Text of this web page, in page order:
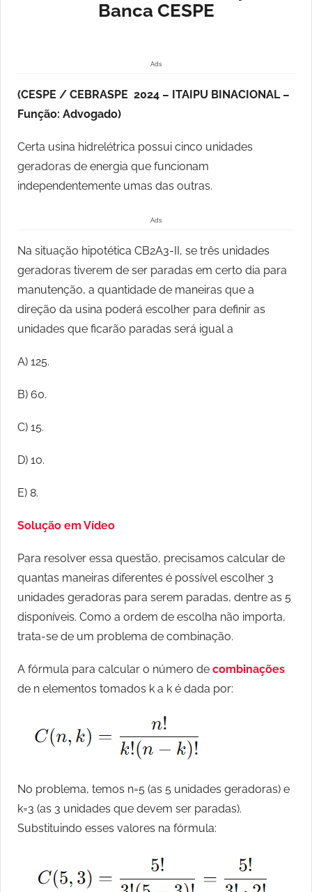
Banca CESPE
Ads
(CESPE / CEBRASPE 2024 – ITAIPU BINACIONAL –
Função: Advogado)
Certa usina hidrelétrica possui cinco unidades
geradoras de energia que funcionam
independentemente umas das outras.
Ads
Na situação hipotética CB2A3-II, se três unidades
geradoras tiverem de ser paradas em certo dia para
manutenção, a quantidade de maneiras que a
direção da usina poderá escolher para definir as
unidades que ficarão paradas será igual a
A) 125.
B) 60.
C) 15.
D) 10.
E) 8.
Solução em Vídeo
Para resolver essa questão, precisamos calcular de
quantas maneiras diferentes é possível escolher 3
unidades geradoras para serem paradas, dentre as 5
disponíveis. Como a ordem de escolha não importa,
trata-se de um problema de combinação.
A fórmula para calcular o número de combinações
de n elementos tomados k a k é dada por:
No problema, temos n=5 (as 5 unidades geradoras) e
k=3 (as 3 unidades que devem ser paradas).
Substituindo esses valores na fórmula: